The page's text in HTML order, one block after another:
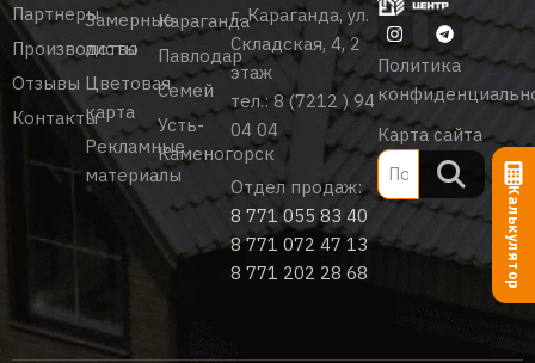
Партнеры
Производство
Отзывы
Контакты
Замерные
листы
Цветовая
карта
Рекламные
материалы
Караганда
Павлодар
Семей
Усть-
Каменогорск
г. Караганда, ул.
Складская, 4, 2
этаж
тел.:8 (7212 ) 94
04 04
Отдел продаж:
8 771 055 83 40
8 771 072 47 13
8 771 202 28 68
Политика
Карта сайта
Калькулятор